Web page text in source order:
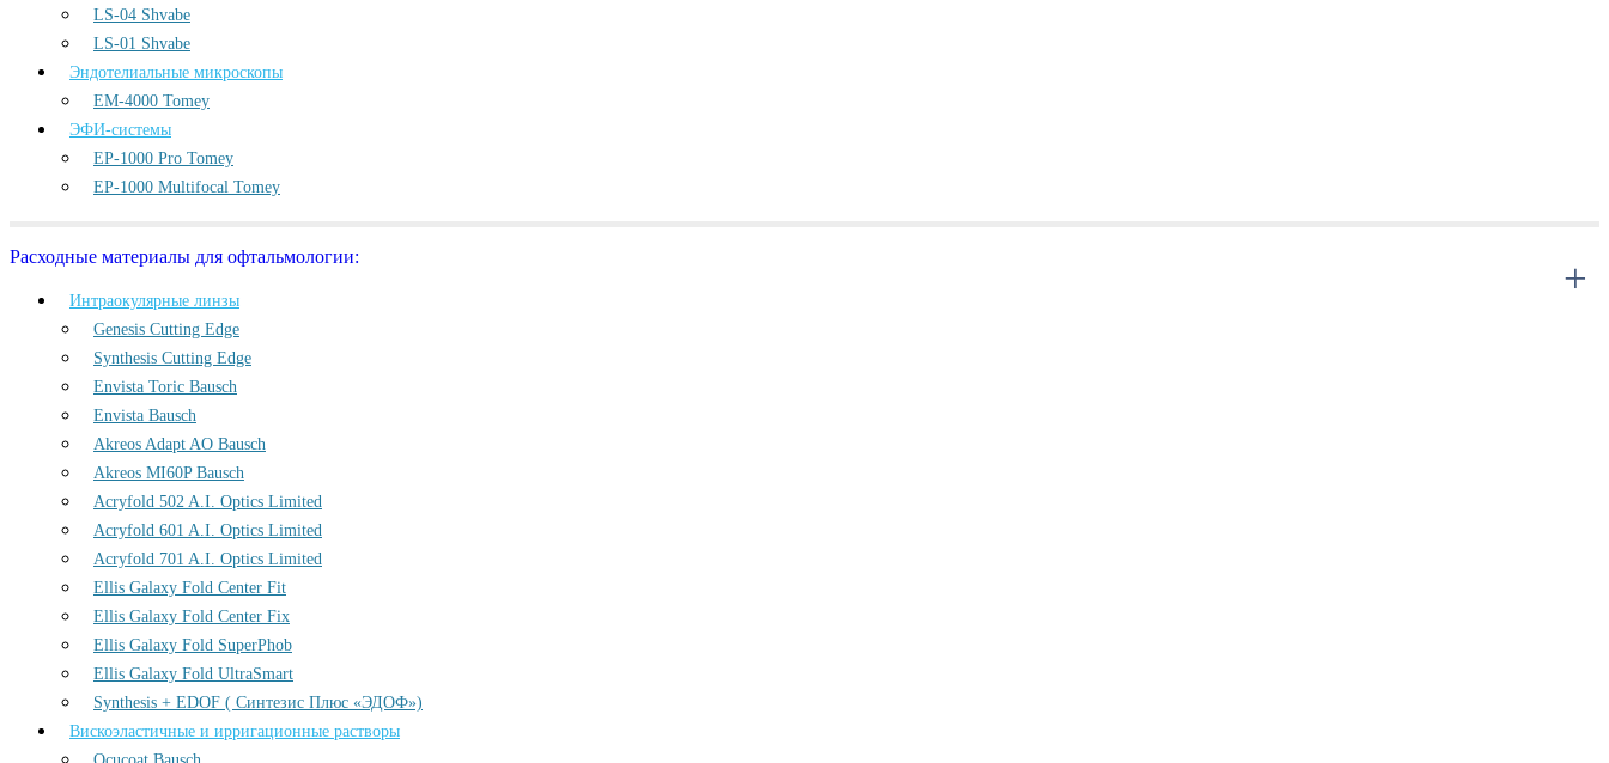
LS-04 Shvabe
LS-01 Shvabe
Эндотелиальные микроскопы
EM-4000 Tomey
ЭФИ-системы
EP-1000 Pro Tomey
EP-1000 Multifocal Tomey
Расходные материалы для офтальмологии:
Интраокулярные линзы
Genesis Cutting Edge
Synthesis Cutting Edge
Envista Toric Bausch
Envista Bausch
Akreos Adapt AO Bausch
Akreos MI60P Bausch
Acryfold 502 A.I. Optics Limited
Acryfold 601 A.I. Optics Limited
Acryfold 701 A.I. Optics Limited
Ellis Galaxy Fold Center Fit
Ellis Galaxy Fold Center Fix
Ellis Galaxy Fold SuperPhob
Ellis Galaxy Fold UltraSmart
Synthesis + EDOF ( Синтезис Плюс «ЭДОФ»)
Вискоэластичные и ирригационные растворы